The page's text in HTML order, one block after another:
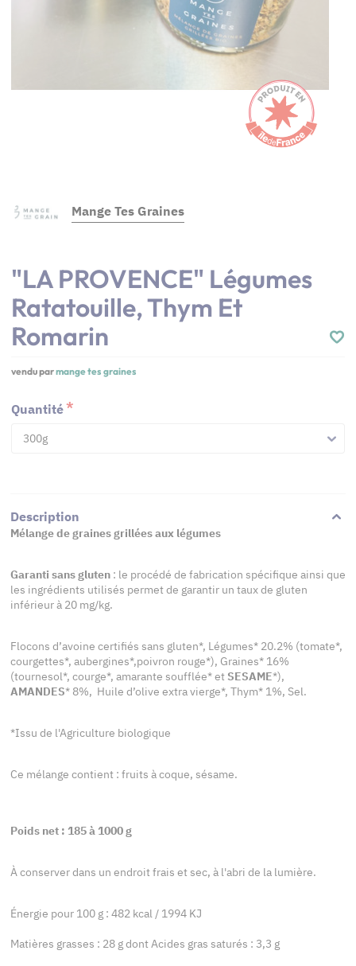
Mange Tes Graines
"LA PROVENCE" Légumes
Ratatouille, Thym Et
Romarin
vendu parmange tes graines
Quantité
300g
Description
Mélange de graines grillées aux légumes
Garanti sans gluten : le procédé de fabrication spécifique ainsi que
les ingrédients utilisés permet de garantir un taux de gluten
inférieur à 20 mg/kg.
Flocons d’avoine certifiés sans gluten*, Légumes* 20.2% (tomate*,
courgettes*, aubergines*,poivron rouge*), Graines* 16%
(tournesol*, courge*, amarante soufflée* et SESAME*),
AMANDES* 8%, Huile d’olive extra vierge*, Thym* 1%, Sel.
*Issu de l'Agriculture biologique
Ce mélange contient : fruits à coque, sésame.
Poids net : 185 à 1000 g
À conserver dans un endroit frais et sec, à l'abri de la lumière.
Énergie pour 100 g : 482 kcal / 1994 KJ
Matières grasses : 28 g dont Acides gras saturés : 3,3 g